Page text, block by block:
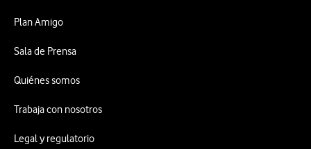
Plan Amigo
Sala de Prensa
Quiénes somos
Trabaja con nosotros
Legal y regulatorio